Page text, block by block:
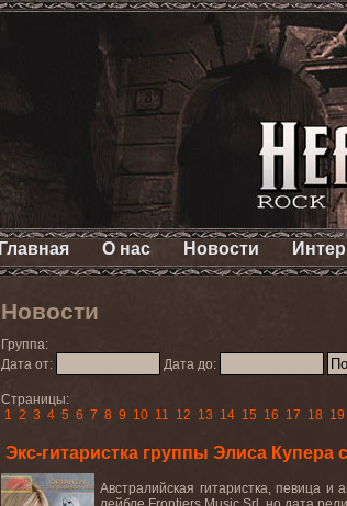
Главная О нас Новости
Новости
Группа:
Дата от:
Дата до:
Страницы:
1 2 3 4 5 6 7 8 9 10 11 12 13 14 15 16 17 18 19
Экс-гитаристка группы Элиса
Австралийская гитаристка, певица и